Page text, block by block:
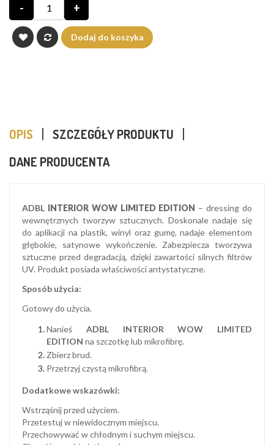
- +
Dodaj do koszyka
OPIS
SZCZEGÓŁY PRODUKTU
DANE PRODUCENTA
ADBL INTERIOR WOW LIMITED EDITION – dressing do
wewnętrznych tworzyw sztucznych. Doskonale nadaje się
do aplikacji na plastik, winyl oraz gumę, nadaje elementom
głębokie, satynowe wykończenie. Zabezpiecza tworzywa
sztuczne przed degradacją, dzięki zawartości silnych filtrów
UV. Produkt posiada właściwości antystatyczne.
Sposób użycia:
Gotowy do użycia.
Nanieś ADBL INTERIOR WOW LIMITED
EDITION na szczotkę lub mikrofibrę.
Zbierz brud.
Przetrzyj czystą mikrofibrą.
Dodatkowe wskazówki:
Wstrząśnij przed użyciem.
Przetestuj w niewidocznym miejscu.
Przechowywać w chłodnym i suchym miejscu.